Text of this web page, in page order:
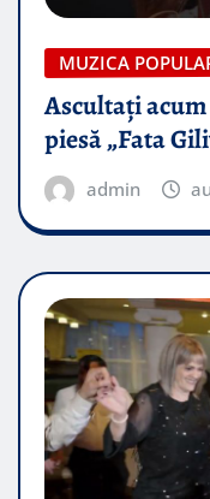
MUZICA
Ascultați acum
piesă „Fata
admin